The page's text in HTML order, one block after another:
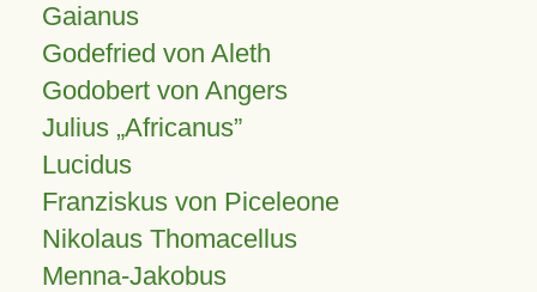
Gaianus
Godefried von Aleth
Godobert von Angers
Julius Africanus
Lucidus
Franziskus von Piceleone
Nikolaus Thomacellus
Menna-Jakobus